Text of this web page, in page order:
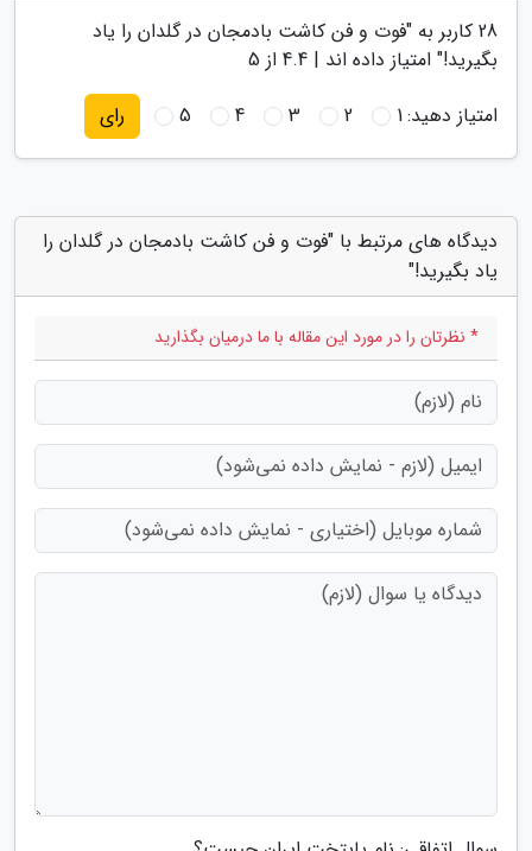
28 کاربر به "فوت و فن کاشت بادمجان در گلدان را یاد
بگیرید!" امتیاز داده اند | 4.4 از 5
امتیاز دهید:1
2
3
4
5 رای
دیدگاه های مرتبط با "فوت و فن کاشت بادمجان در گلدان را
یاد بگیرید!"
* نظرتان را در مورد این مقاله با ما درمیان بگذارید